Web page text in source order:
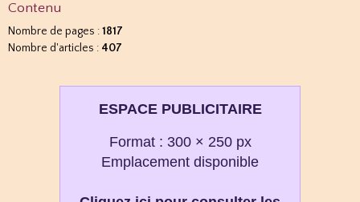
Contenu
Nombre de pages :1817
Nombre d'articles : 407
ESPACE PUBLICITAIRE
Format : 300 × 250 px
Emplacement disponible